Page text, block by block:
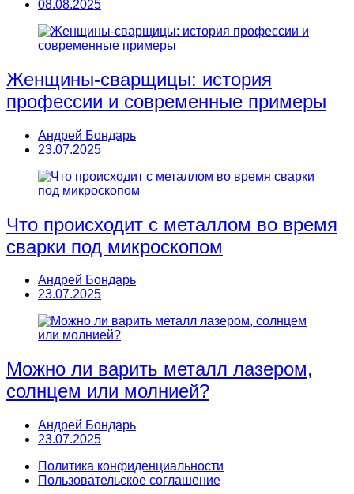
08.08.2025
Женщины-сварщицы: история
профессии и современные примеры
Андрей Бондарь
23.07.2025
Что происходит с металлом во время
сварки под микроскопом
Андрей Бондарь
23.07.2025
Можно ли варить металл лазером,
солнцем или молнией?
Андрей Бондарь
23.07.2025
Политика конфиденциальности
Пользовательское соглашение